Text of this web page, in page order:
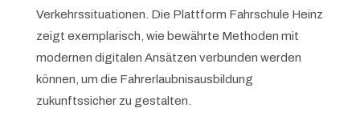
Verkehrssituationen. Die Plattform Fahrschule Heinz
zeigt exemplarisch, wie bewährte Methoden mit
modernen digitalen Ansätzen verbunden werden
können, um die Fahrerlaubnisausbildung
zukunftssicher zu gestalten.